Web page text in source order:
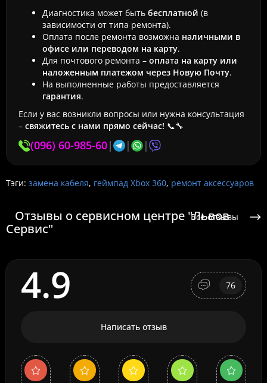
Диагностика может быть бесплатной (в
зависимости от типа ремонта).
Оплата после ремонта возможна наличными в
офисе или переводом на карту.
Для почтового ремонта – оплата на карту или
наложенным платежом через Новую Почту.
На выполненные работы предоставляется
гарантия.
Если у вас возникли вопросы или нужна консультация
– свяжитесь с нами прямо сейчас! 📞🔧
(096) 60-985-60| | |
Тэги: замена кабеля, геймпад Xbox 360, ремонт аксессуаров
Отзывы о сервисном центре "Львов
Сервис"
Все отзывы
4.9 76
Написать отзыв